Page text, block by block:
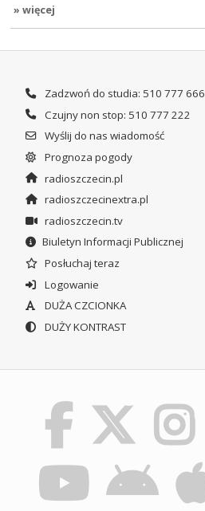
» więcej
Zadzwoń do studia: 510 777 666
Czujny non stop: 510 777 222
Wyślij do nas wiadomość
Prognoza pogody
radioszczecin.pl
radioszczecinextra.pl
radioszczecin.tv
Biuletyn Informacji Publicznej
Posłuchaj teraz
Logowanie
DUŻA CZCIONKA
DUŻY KONTRAST